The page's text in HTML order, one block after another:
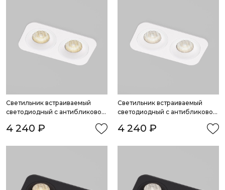
Светильник встраиваемый
светодиодный с антибликовой
белый IP44
4 240 ₽
Светильник встраиваемый
светодиодный с антибликовой
белый IP44
4 240 ₽